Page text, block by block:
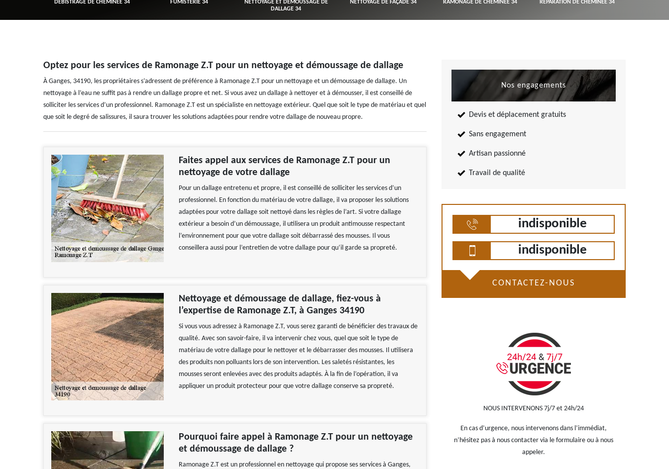
DÉBISTRAGE DE CHEMINÉE 34 FUMISTERIE 34
NETTOYAGE ET DÉMOUSSAGE DE
DALLAGE 34
NETTOYAGE DE FAÇADE 34 RAMONAGE DE CHEMINÉE 34 RÉPARATION DE CHEMINÉE 34
Optez pour les services de Ramonage Z.T pour un nettoyage et démoussage de dallage
À Ganges, 34190, les propriétaires s’adressent de préférence à Ramonage Z.T pour un nettoyage et un démoussage de dallage. Un
nettoyage à l’eau ne suffit pas à rendre un dallage propre et net. Si vous avez un dallage à nettoyer et à démousser, il est conseillé de
solliciter les services d’un professionnel. Ramonage Z.T est un spécialiste en nettoyage extérieur. Quel que soit le type de matériau et quel
que soit le degré de salissures, il saura trouver les solutions adaptées pour rendre votre dallage de nouveau propre.
Faites appel aux services de Ramonage Z.T pour un
nettoyage de votre dallage
Pour un dallage entretenu et propre, il est conseillé de solliciter les services d’un
professionnel. En fonction du matériau de votre dallage, il va proposer les solutions
adaptées pour votre dallage soit nettoyé dans les règles de l’art. Si votre dallage
extérieur a besoin d’un démoussage, il utilisera un produit antimousse respectant
l’environnement pour que votre dallage soit débarrassé des mousses. Il vous
conseillera aussi pour l’entretien de votre dallage pour qu‘il garde sa propreté.
Nettoyage et démoussage de dallage, fiez-vous à
l’expertise de Ramonage Z.T, à Ganges 34190
Si vous vous adressez à Ramonage Z.T, vous serez garanti de bénéficier des travaux de
qualité. Avec son savoir-faire, il va intervenir chez vous, quel que soit le type de
matériau de votre dallage pour le nettoyer et le débarrasser des mousses. Il utilisera
des produits non polluants lors de son intervention. Les saletés résistantes, les
mousses seront enlevées avec des produits adaptés. À la fin de l’opération, il va
appliquer un produit protecteur pour que votre dallage conserve sa propreté.
Pourquoi faire appel à Ramonage Z.T pour un nettoyage
et démoussage de dallage ?
Ramonage Z.T est un professionnel en nettoyage qui propose ses services à Ganges,
Nos engagements
Devis et déplacement gratuits
Sans engagement
Artisan passionné
Travail de qualité
indisponible
indisponible
CONTACTEZ-NOUS
NOUS INTERVENONS 7j/7 et 24h/24
En cas d’urgence, nous intervenons dans l’immédiat,
n’hésitez pas à nous contacter via le formulaire ou à nous
appeler.